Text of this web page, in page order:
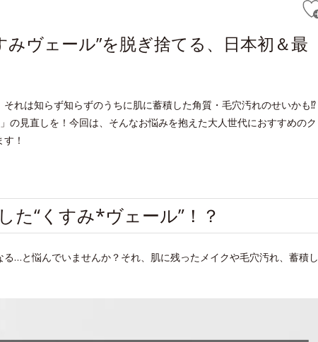
ヴェール”を脱ぎ捨てる、日本初＆最
れは知らず知らずのうちに肌に蓄積した角質・毛穴汚れのせいかも⁉
の見直しを！今回は、そんなお悩みを抱えた大人世代におすすめのク
！
た“くすみ*ヴェール”！？
…と悩んでいませんか？それ、肌に残ったメイクや毛穴汚れ、蓄積し